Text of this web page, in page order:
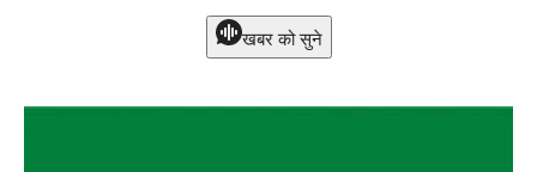
खबर को सुने